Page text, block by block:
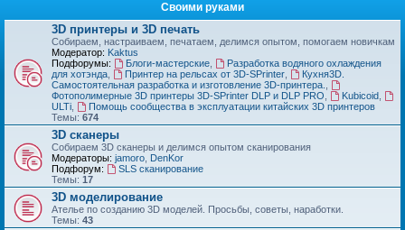
Своими руками
3D принтеры и 3D печать
Собираем, настраиваем, печатаем, делимся опытом, помогаем новичкам
Модератор: Kaktus
Подфорумы:
Блоги-мастерские,
Разработка водяного охлаждения
для хотэнда
Принтер на рельсах от 3D-SPrinter,
Кухня3D.
Самостоятельная разработка и изготовление 3D-принтера.
Фотополимерные 3D принтеры 3D-SPrinter DLP и DLP PRO
Kubicoid,
ULTi
Помощь сообщества в эксплуатации китайских 3D принтеров
Темы: 674
3D сканеры
Собираем 3D сканеры и делимся опытом сканирования
Модераторы: jamoro DenKor
Подфорум:
SLS сканирование
Темы: 17
3D моделирование
Ателье по созданию 3D моделей. Просьбы, советы, наработки.
Темы: 43